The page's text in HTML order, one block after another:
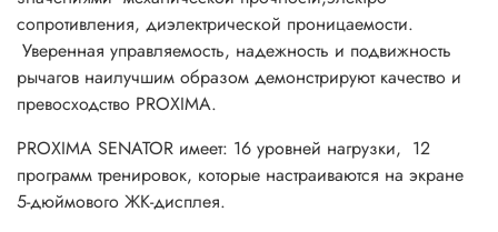
сопротивления, диэлектрической проницаемости.
Уверенная управляемость, надежность и подвижность
рычагов наилучшим образом демонстрируют качество и
превосходство PROXIMA.
PROXIMA SENATOR имеет: 16 уровней нагрузки, 12
программ тренировок, которые настраиваются на экране
5-дюймового ЖК-дисплея.